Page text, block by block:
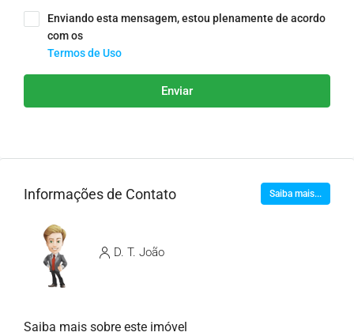
Enviando esta mensagem, estou plenamente de acordo
com os
Termos de Uso
Enviar
Informações de Contato Saiba mais...
D. T. João
Saiba mais sobre este imóvel